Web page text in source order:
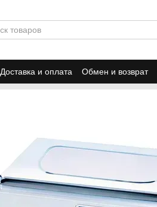
Доставка и оплата Обмен и возврат